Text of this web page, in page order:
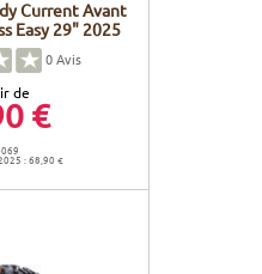
Current Avant
Easy 29" 2025
0Avis
de
€
: 68,90 €